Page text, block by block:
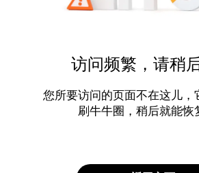
访问频繁，请稍
您所要访问的页面不在这儿，
刷牛牛圈，稍后就能恢